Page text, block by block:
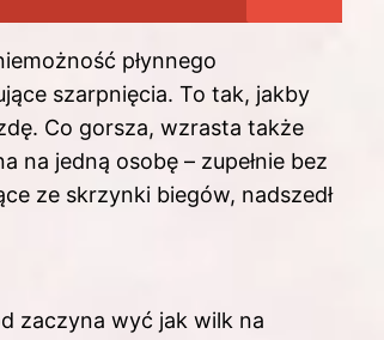
płynnego
szarpnięcia. To tak, jakby
Co gorsza, wzrasta także
jedną osobę – zupełnie bez
ze skrzynki biegów, nadszedł
zaczyna wyć jak wilk na